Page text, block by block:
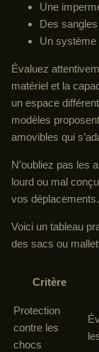
Une
Des
Un système
Évaluez
matériel et la
un espace
modèles
amovibles qui
N’oubliez pas les
lourd ou mal
vos déplacements.
Voici un tableau
des sacs ou
Critère
Protection
contre les
chocs